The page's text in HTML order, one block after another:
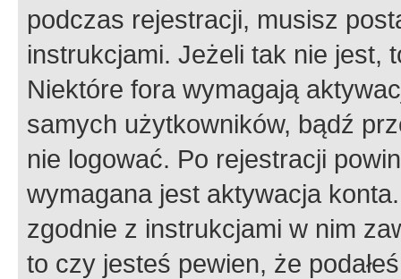
podczas rejestracji, musisz
instrukcjami. Jeżeli tak nie jest,
Niektóre fora wymagają
samych użytkowników, bądź
nie logować. Po rejestracji
wymagana jest aktywacja
zgodnie z instrukcjami w nim
to czy jesteś pewien, że